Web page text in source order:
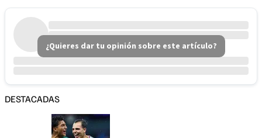
¿Quieres dar tu opinión sobre este artículo?
DESTACADAS